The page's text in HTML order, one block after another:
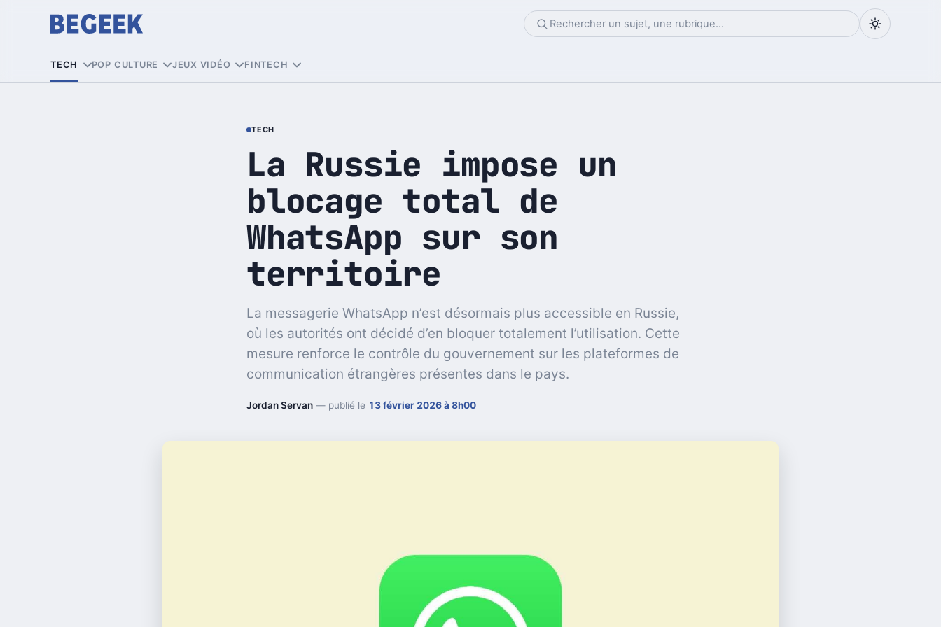
TECH POP CULTURE JEUX VIDÉO FINTECH
TECH
La Russie impose un
blocage total de
WhatsApp sur son
territoire
La messagerie WhatsApp n’est désormais plus accessible en Russie,
où les autorités ont décidé d’en bloquer totalement l’utilisation. Cette
mesure renforce le contrôle du gouvernement sur les plateformes de
communication étrangères présentes dans le pays.
Jordan Servan — publié le 13 février 2026 à 8h00